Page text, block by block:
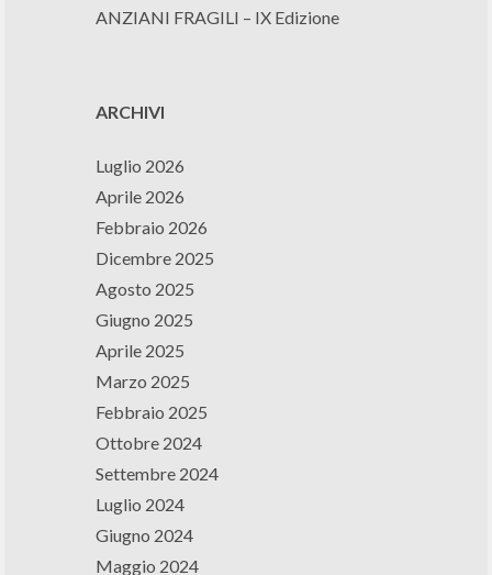
ANZIANI FRAGILI – IX Edizione
ARCHIVI
Luglio 2026
Aprile 2026
Febbraio 2026
Dicembre 2025
Agosto 2025
Giugno 2025
Aprile 2025
Marzo 2025
Febbraio 2025
Ottobre 2024
Settembre 2024
Luglio 2024
Giugno 2024
Maggio 2024